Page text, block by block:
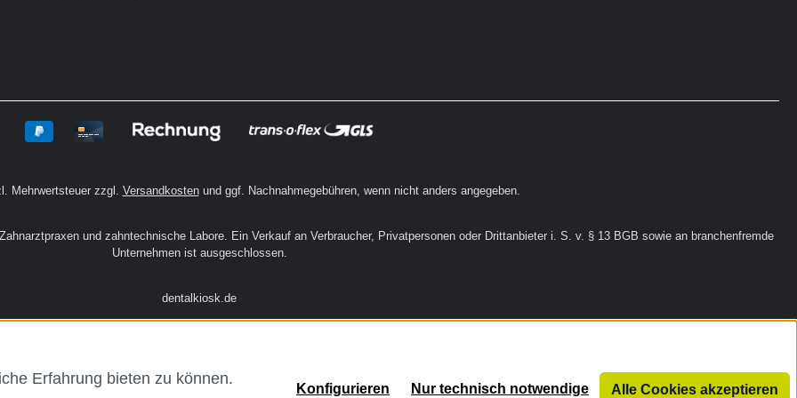
Mehrwertsteuer zzgl. Versandkostenund ggf. Nachnahmegebühren, wenn nicht anders angegeben.
und zahntechnische Labore. Ein Verkauf an Verbraucher, Privatpersonen oder Drittanbieter i. S. v. § 13 BGB sowie an branchenfremde
Unternehmen ist ausgeschlossen.
dentalkiosk.de
Erfahrung bieten zu können.
Nur technisch notwendige
Konfigurieren Alle Cookies akzeptieren